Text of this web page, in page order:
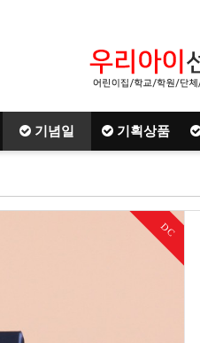
기념일 기획상품
DC